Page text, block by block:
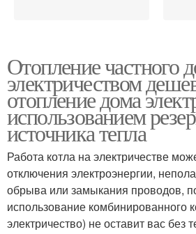
отопление
Паровое отопление
Твердотопливные
котлы
Отопление частного
электричеством
отопление дома
использованием
источника тепла
Работа котла на электричестве
отключения электроэнергии,
обрыва или замыкания проводов,
использование комбинированного
электричество) не оставит вас без